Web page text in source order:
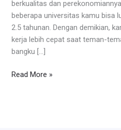
berkualitas dan
beberapa universitas kamu bisa
2.5 tahunan. Dengan demikian,
kerja lebih cepat saat teman-
bangku […]
Read More »